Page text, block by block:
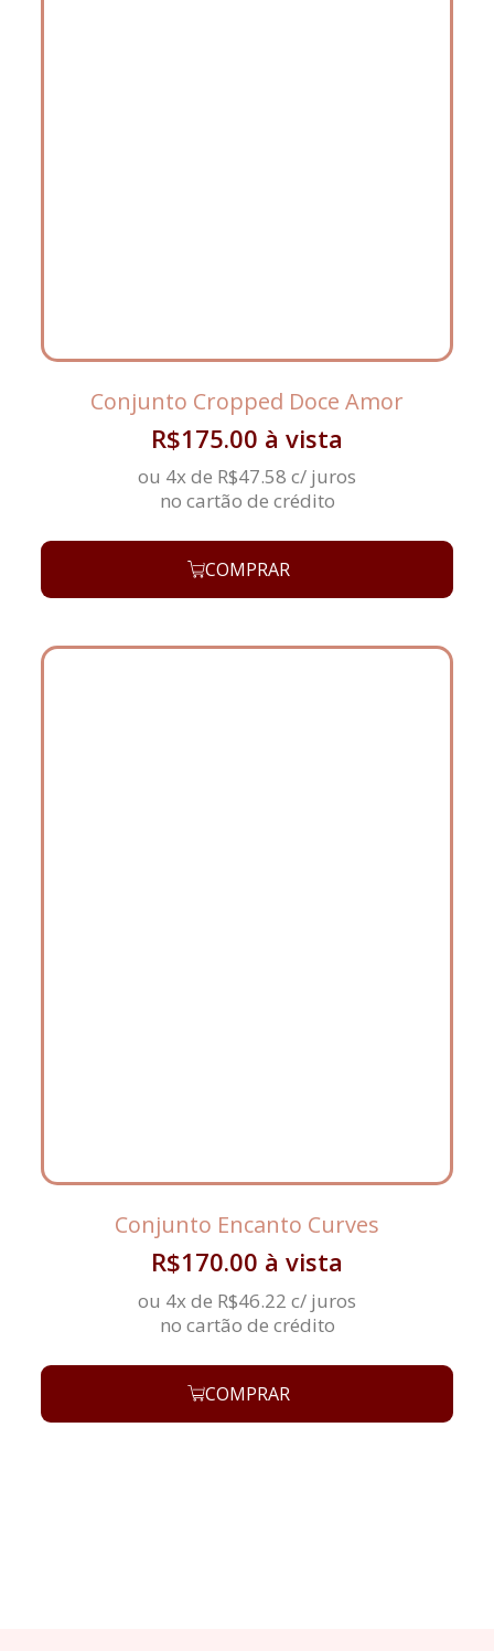
Conjunto Cropped Doce Amor
R$175.00 à vista
ou 4x de R$47.58 c/ juros
no cartão de crédito
COMPRAR
Conjunto Encanto Curves
R$170.00 à vista
ou 4x de R$46.22 c/ juros
no cartão de crédito
COMPRAR